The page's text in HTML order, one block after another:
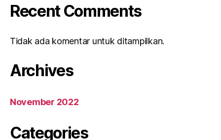
Recent Comments
Tidak ada komentar untuk ditampilkan.
Archives
November 2022
Categories